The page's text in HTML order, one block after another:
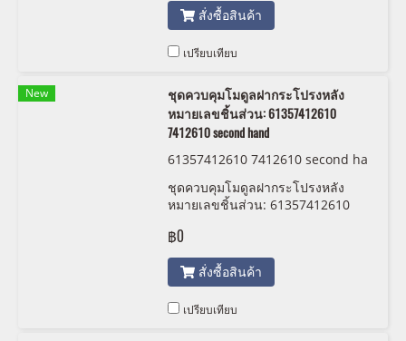
สั่งซื้อสินค้า
เปรียบเทียบ
New
ชุดควบคุมโมดูลฝากระโปรงหลัง
หมายเลขชิ้นส่วน: 61357412610
7412610 second hand
61357412610 7412610 second ha
ชุดควบคุมโมดูลฝากระโปรงหลัง
หมายเลขชิ้นส่วน: 61357412610
฿0
สั่งซื้อสินค้า
เปรียบเทียบ